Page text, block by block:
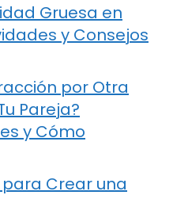
Gruesa en
y Consejos
por Otra
Pareja?
y Cómo
para Crear una